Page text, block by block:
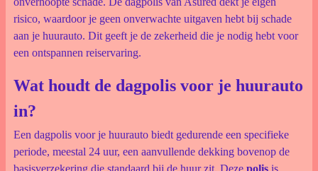
risico, waardoor je geen onverwachte uitgaven hebt bij schade
aan je huurauto. Dit geeft je de zekerheid die je nodig hebt voor
een ontspannen reiservaring.
Wat houdt de dagpolis voor je huurauto
in?
Een dagpolis voor je huurauto biedt gedurende een specifieke
periode, meestal 24 uur, een aanvullende dekking bovenop de
basisverzekering die standaard bij de huur zit. Deze polisis